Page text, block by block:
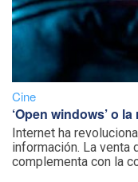
Cine
‘Open windows’ o
Internet ha
información. La venta
complementa con la